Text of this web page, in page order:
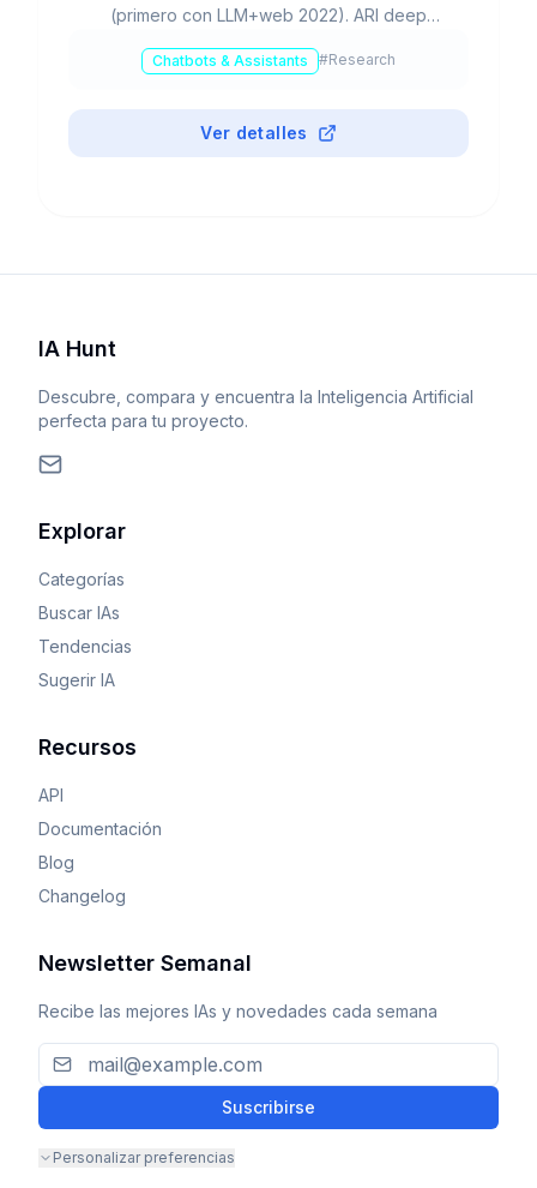
(primero con LLM+web 2022). ARI deep
2025). Unicornio $1.5B. API enterprise 99.9%
Chatbots & Assistants #Research
Ver detalles
IA Hunt
Descubre, compara y encuentra la Inteligencia Artificial
perfecta para tu proyecto.
Explorar
Categorías
Buscar IAs
Tendencias
Sugerir IA
Recursos
API
Documentación
Blog
Changelog
Newsletter Semanal
Recibe las mejores IAs y novedades cada semana
Suscribirse
Personalizar preferencias